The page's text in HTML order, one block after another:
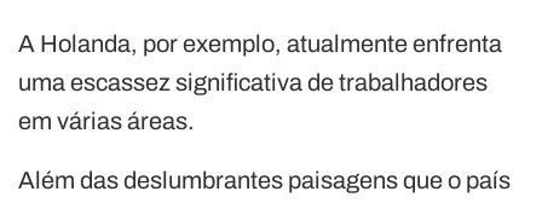
A Holanda, por exemplo, atualmente enfrenta
uma escassez significativa de trabalhadores
em várias áreas.
Além das deslumbrantes paisagens que o país